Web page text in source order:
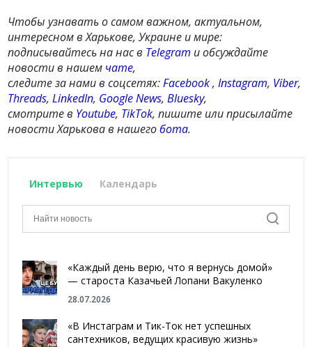
Чтобы узнавать о самом важном, актуальном,
интересном в Харькове, Украине и мире:
подписывайтесь на нас в Telegram и обсуждайте
новости в нашем чате,
следите за нами в соцсетях:Facebook,Instagram, Viber,
Threads,LinkedIn, Google News,Bluesky,
смотрите в Youtube, TikTok, пишите или присылайте
новости Харькова в нашегобота.
Интервью Календарь
«Каждый день верю, что я вернусь домой»
— староста Казачьей Лопани Вакуленко
28.07.2026
«В Инстаграм и Тик-Ток нет успешных
сантехников, ведущих красивую жизнь»